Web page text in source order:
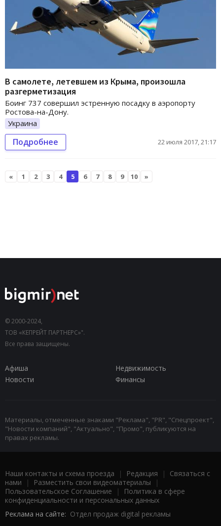
В самолете, летевшем из Крыма, произошла
разгерметизация
Боинг 737 совершил эстренную посадку в аэропорту
Ростова-на-Дону.
Украина
Подробнее 22 июля 2017, 21:17
« 1 2 3 4 5 6 7 8 9 10 »
© 2000-2024,
ТОВ «КЕПРЕЙТ ПАРТНЕРС»".
Все права защищены.
Афиша
Недвижимость
Новости
Финансы
Материалы, отмеченные знаками "Реклама", "PR", "Спецпроект",
"Новости компаний", "Актуально", "Промо", публикуются на
правах рекламы.
Наши контакты и схема проезда | Редакция | Связаться с
нами | Разместить свои видеоматериалы |
Пользовательское Соглашение |
Политика в сфере
конфиденциальности и персональных данных
Реклама на сайте: Отдел продаж digital рекламы